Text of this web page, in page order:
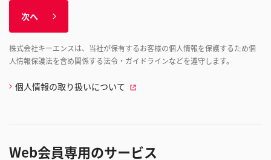
次へ
株式会社キーエンスは、当社が保有するお客様の個人情報を保護するため個
人情報保護法を含め関係する法令・ガイドラインなどを遵守します。
個人情報の取り扱いについて
Web会員専用のサービス